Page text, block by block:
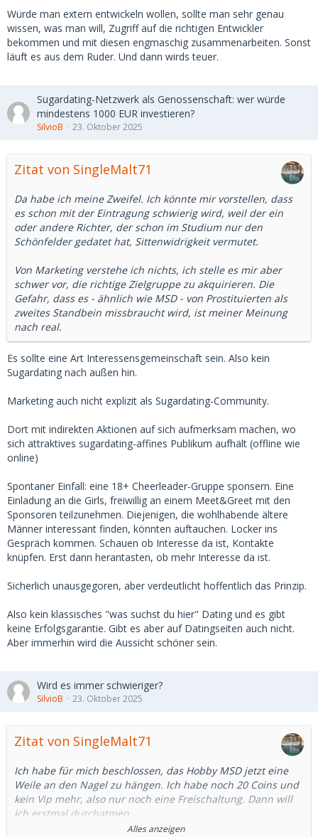
Würde man extern entwickeln wollen, sollte man sehr genau
wissen, was man will, Zugriff auf die richtigen Entwickler
bekommen und mit diesen engmaschig zusammenarbeiten. Sonst
läuft es aus dem Ruder. Und dann wirds teuer.
Sugardating-Netzwerk als Genossenschaft: wer würde
mindestens 1000 EUR investieren?
SilvioB 23. Oktober 2025
Zitat von SingleMalt71
Da habe ich meine Zweifel. Ich könnte mir vorstellen, dass
es schon mit der Eintragung schwierig wird, weil der ein
oder andere Richter, der schon im Studium nur den
Schönfelder gedatet hat, Sittenwidrigkeit vermutet.
Von Marketing verstehe ich nichts, ich stelle es mir aber
schwer vor, die richtige Zielgruppe zu akquirieren. Die
Gefahr, dass es - ähnlich wie MSD - von Prostituierten als
zweites Standbein missbraucht wird, ist meiner Meinung
nach real.
Es sollte eine Art Interessensgemeinschaft sein. Also kein
Sugardating nach außen hin.
Marketing auch nicht explizit als Sugardating-Community.
Dort mit indirekten Aktionen auf sich aufmerksam machen, wo
sich attraktives sugardating-affines Publikum aufhält (offline wie
online)
Spontaner Einfall: eine 18+ Cheerleader-Gruppe sponsern. Eine
Einladung an die Girls, freiwillig an einem Meet&Greet mit den
Sponsoren teilzunehmen. Diejenigen, die wohlhabende ältere
Männer interessant finden, könnten auftauchen. Locker ins
Gespräch kommen. Schauen ob Interesse da ist, Kontakte
knüpfen. Erst dann herantasten, ob mehr Interesse da ist.
Sicherlich unausgegoren, aber verdeutlicht hoffentlich das Prinzip.
Also kein klassisches "was suchst du hier" Dating und es gibt
keine Erfolgsgarantie. Gibt es aber auf Datingseiten auch nicht.
Aber immerhin wird die Aussicht schöner sein.
Wird es immer schwieriger?
SilvioB 23. Oktober 2025
Zitat von SingleMalt71
Ich habe für mich beschlossen, das Hobby MSD jetzt eine
Weile an den Nagel zu hängen. Ich habe noch 20 Coins und
kein Vip mehr, also nur noch eine Freischaltung. Dann will
ich erstmal durchatmen.
Alles anzeigen